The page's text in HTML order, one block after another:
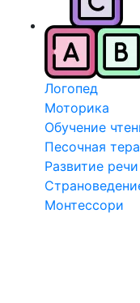
Логопед
Моторика
Обучение
Песочная
Развитие речи
Монтессори